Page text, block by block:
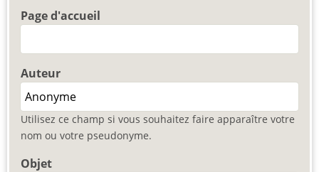
Page d'accueil
Auteur
Utilisez ce champ si vous souhaitez faire apparaître votre
nom ou votre pseudonyme.
Objet